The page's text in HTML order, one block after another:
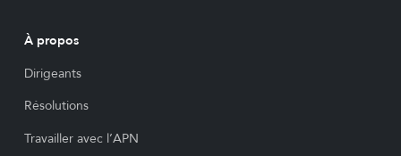
À propos
Dirigeants
Résolutions
Travailler avec l’APN